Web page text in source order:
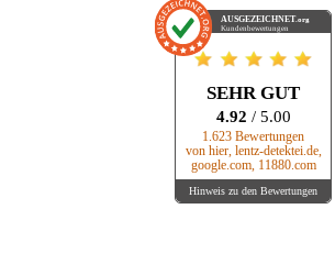
AUSGEZEICHNET.org
Kundenbewertungen
SEHR GUT
4.92 / 5.00
1.623 Bewertungen
von hier, lentz-detektei.de,
google.com, 11880.com
Hinweis zu den Bewertungen